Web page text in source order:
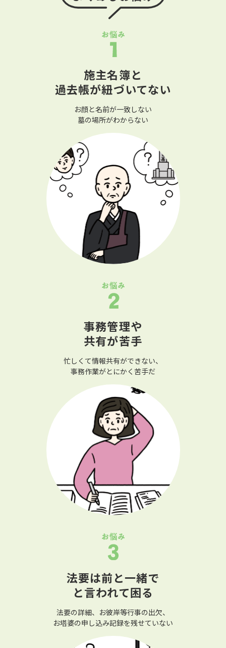
施主名簿と
過去帳が紐づいてない
お顔と名前が一致しない
墓の場所がわからない
事務管理や
共有が苦手
忙しくて情報共有ができない、
事務作業がとにかく苦手だ
法要は前と一緒で
と言われて困る
法要の詳細、お彼岸等行事の出欠、
お塔婆の申し込み記録を残せていない